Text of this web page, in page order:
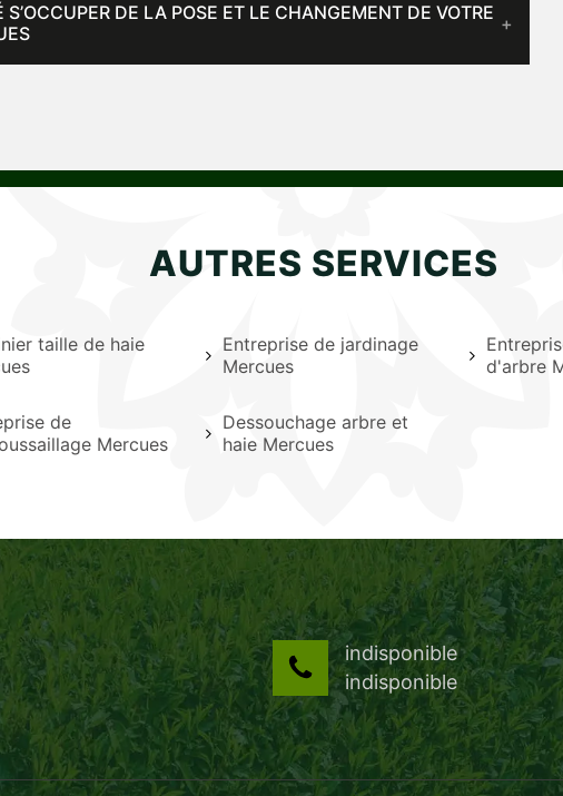
DE LA POSE ET LE CHANGEMENT DE VOTRE
AUTRES SERVICES
taille de haie
Entreprise de jardinage
Mercues
d'arbre
de
Mercues
Dessouchage arbre et
haie Mercues
indisponible
indisponible